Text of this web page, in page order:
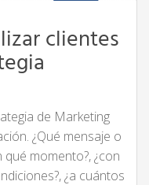
clientes
de Marketing
¿Qué mensaje o
qué momento?, ¿con
¿a cuántos